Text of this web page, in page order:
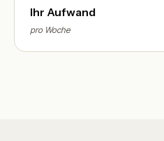
Ihr Aufwand
pro Woche